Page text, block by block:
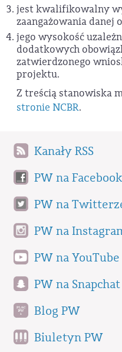
jest kwalifikowalny
zaangażowania danej
jego wysokość
dodatkowych
zatwierdzonego
projektu.
Z treścią stanowiska
stronie NCBR.
Kanały RSS
PW na Facebook
PW na
PW na
PW na YouTube
PW na Snapchat
Blog PW
Biuletyn PW